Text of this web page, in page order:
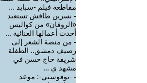
مقاطعة فيلم -سبايد ...
- نسرين طافش تستعيد
«الروقان» من كواليس
أحدث أعمالها الغنائية ...
- من منصة الشعر إلى
رصيف دمشق.. الطفلة
شريفة حاج حسن في
مشهد ي ...
- -نوفوستي-: موعد